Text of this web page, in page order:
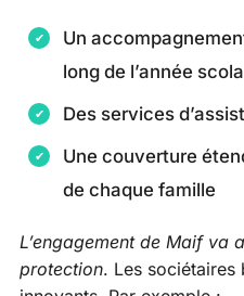
Un
long de l’année
Des services
Une couverture
de chaque famille
L’engagement de Maif va
protection. Les sociétaires